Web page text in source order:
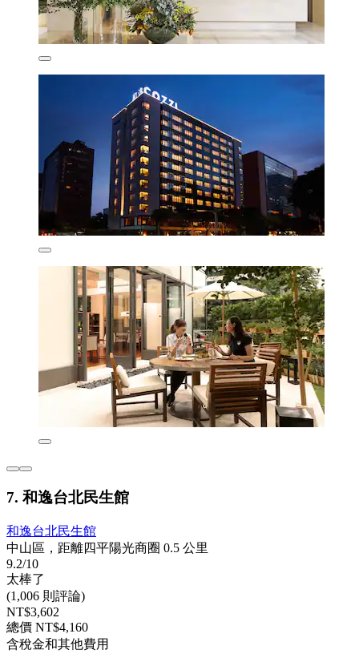
7. 和逸台北民生館
和逸台北民生館
中山區，距離四平陽光商圈 0.5 公里
9.2/10
太棒了
(1,006 則評論)
NT$3,602
總價 NT$4,160
含稅金和其他費用